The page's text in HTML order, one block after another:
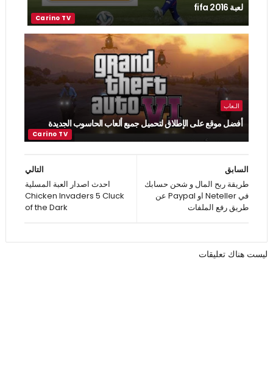
لعبة fifa 2016
الـعاب
أفضل موقع على الإطلاق لتحميل جميع ألعاب الحاسوب الجديدة
التالي
احدث اصدار العبة المسلية
Chicken Invaders 5 Cluck
of the Dark
السابق
طريقة ربح المال و شحن حسابك
في Neteller او Paypal عن
طريق رفع الملفات
ليست هناك تعليقات